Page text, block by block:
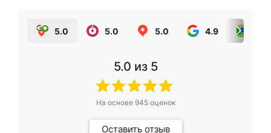
5.0 5.0 5.0 4.9
5.0 из 5
На основе 945оценок
Оставить отзыв